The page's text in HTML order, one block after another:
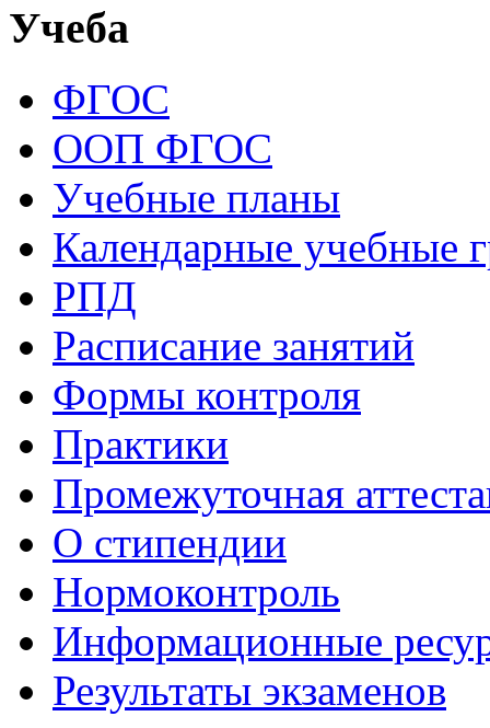
Учеба
ФГОС
ООП ФГОС
Учебные планы
Календарные учебные
РПД
Расписание занятий
Формы контроля
Практики
Промежуточная
О стипендии
Нормоконтроль
Информационные
Результаты экзаменов